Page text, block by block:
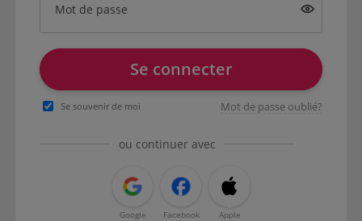
Mot de passe
Se connecter
Se souvenir de moi Mot de passe oublié?
ou continuer avec
Google Facebook Apple